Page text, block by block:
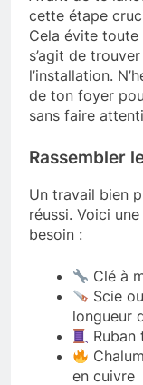
cette étape
Cela évite toute
s’agit de
l’installation.
de ton foyer
sans faire
Rassembler
Un travail bien
réussi. Voici
besoin :
Clé à
Scie
longueur
Ruban
en cuivre